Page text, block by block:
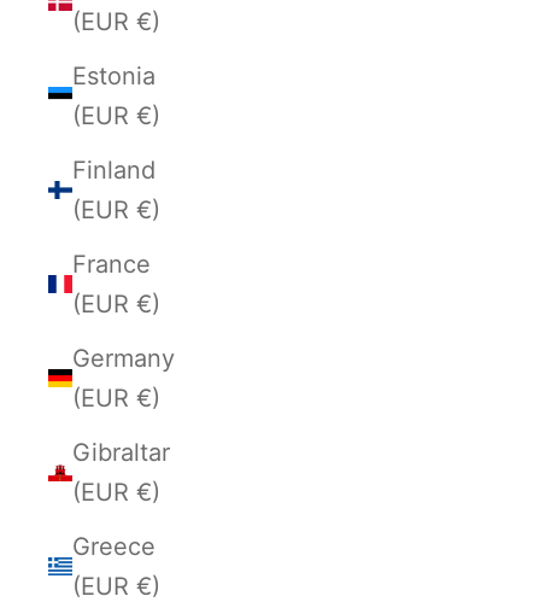
(EUR €)
Estonia
(EUR €)
Finland
(EUR €)
France
(EUR €)
Germany
(EUR €)
Gibraltar
(EUR €)
Greece
(EUR €)